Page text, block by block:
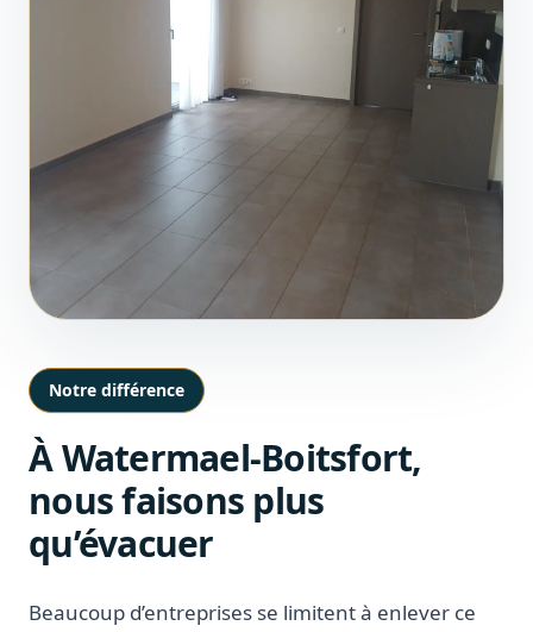
Notre différence
À Watermael-Boitsfort,
nous faisons plus
qu’évacuer
Beaucoup d’entreprises se limitent à enlever ce